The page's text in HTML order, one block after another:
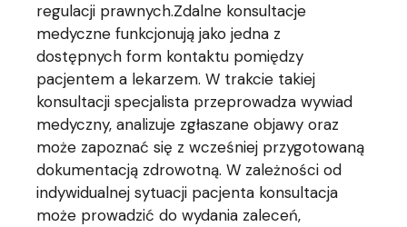
regulacji prawnych.Zdalne konsultacje
medyczne funkcjonują jako jedna z
dostępnych form kontaktu pomiędzy
pacjentem a lekarzem. W trakcie takiej
konsultacji specjalista przeprowadza wywiad
medyczny, analizuje zgłaszane objawy oraz
może zapoznać się z wcześniej przygotowaną
dokumentacją zdrowotną. W zależności od
indywidualnej sytuacji pacjenta konsultacja
może prowadzić do wydania zaleceń,